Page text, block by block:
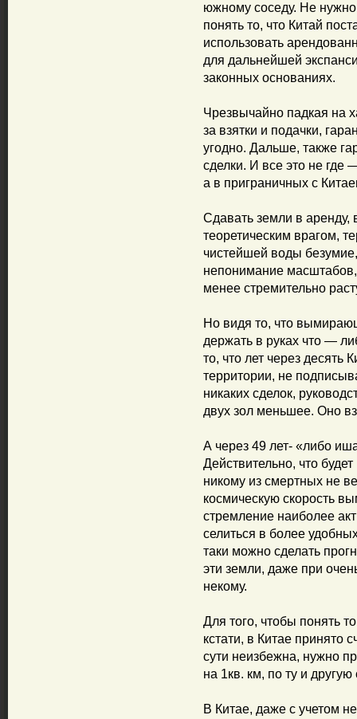
южному соседу. Не
понять то, что Китай
использовать
для дальнейшей
законных основаниях.
Чрезвычайно падкая на
за взятки и подачки,
угодно. Дальше, также
сделки. И все это не где
а в приграничных с
Сдавать земли в аренду,
теоретическим врагом,
чистейшей воды
непонимание
менее стремительно
Но видя то, что
держать в руках что —
то, что лет через десять
территории, не
никаких сделок,
двух зол меньшее. Оно
А через 49 лет- «либо
Действительно, что
никому из смертных не
космическую скорость
стремление наиболее
селиться в более
таки можно сделать
эти земли, даже при
некому.
Для того, чтобы понять
кстати, в Китае принято
сути неизбежна, нужно
на 1кв. км, по ту и
В Китае, даже с учетом